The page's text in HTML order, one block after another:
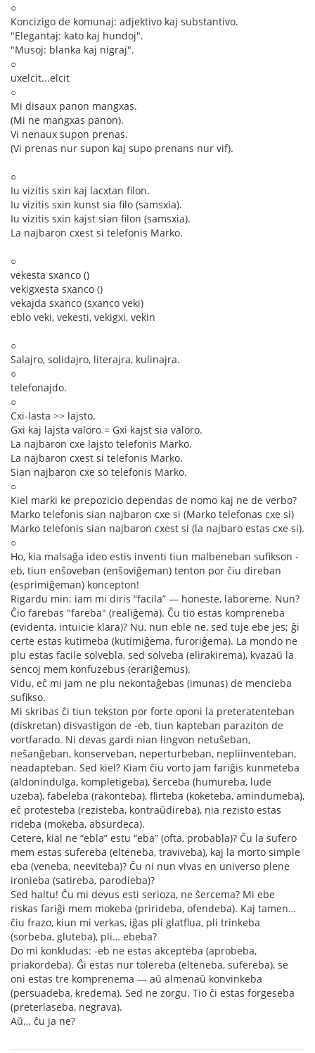
○
Koncizigo de komunaj: adjektivo kaj substantivo.
"Elegantaj: kato kaj hundoj".
"Musoj: blanka kaj nigraj".
○
uxelcit...elcit
○
Mi disaux panon mangxas.
(Mi ne mangxas panon).
Vi nenaux supon prenas.
(Vi prenas nur supon kaj supo prenans nur vif).
○
Iu vizitis sxin kaj lacxtan filon.
Iu vizitis sxin kunst sia filo (samsxia).
Iu vizitis sxin kajst sian filon (samsxia).
La najbaron cxest si telefonis Marko.
○
vekesta sxanco ()
vekigxesta sxanco ()
vekajda sxanco (sxanco veki)
eblo veki, vekesti, vekigxi, vekin
○
Salajro, solidajro, literajra, kulinajra.
○
telefonajdo.
○
Cxi-lasta >> lajsto.
Gxi kaj lajsta valoro = Gxi kajst sia valoro.
La najbaron cxe lajsto telefonis Marko.
La najbaron cxest si telefonis Marko.
Sian najbaron cxe so telefonis Marko.
○
Kiel marki ke prepozicio dependas de nomo kaj ne de verbo?
Marko telefonis sian najbaron cxe si (Marko telefonas cxe si)
Marko telefonis sian najbaron cxest si (la najbaro estas cxe si).
○
Ho, kia malsaĝa ideo estis inventi tiun malbeneban sufikson -
eb, tiun enŝoveban (enŝoviĝeman) tenton por ĉiu direban
(esprimiĝeman) koncepton!
Rigardu min: iam mi diris “facila” — honeste, laboreme. Nun?
Ĉio farebas "fareba" (realiĝema). Ĉu tio estas kompreneba
(evidenta, intuicie klara)? Nu, nun eble ne, sed tuje ebe jes; ĝi
certe estas kutimeba (kutimiĝema, furoriĝema). La mondo ne
plu estas facile solvebla, sed solveba (elirakirema), kvazaŭ la
sencoj mem konfuzebus (erariĝemus).
Vidu, eĉ mi jam ne plu nekontaĝebas (imunas) de mencieba
sufikso.
Mi skribas ĉi tiun tekston por forte oponi la preteratenteban
(diskretan) disvastigon de -eb, tiun kapteban paraziton de
vortfarado. Ni devas gardi nian lingvon netuŝeban,
neŝanĝeban, konserveban, neperturbeban, nepliinventeban,
neadapteban. Sed kiel? Kiam ĉiu vorto jam fariĝis kunmeteba
(aldonindulga, kompletigeba), ŝerceba (humureba, lude
uzeba), fabeleba (rakonteba), flirteba (koketeba, amindumeba),
eĉ protesteba (rezisteba, kontraŭdireba), nia rezisto estas
rideba (mokeba, absurdeca).
Cetere, kial ne “ebla” estu “eba” (ofta, probabla)? Ĉu la sufero
mem estas sufereba (elteneba, traviveba), kaj la morto simple
eba (veneba, neeviteba)? Ĉu ni nun vivas en universo plene
ironieba (satireba, parodieba)?
Sed haltu! Ĉu mi devus esti serioza, ne ŝercema? Mi ebe
riskas fariĝi mem mokeba (prirideba, ofendeba). Kaj tamen…
ĉiu frazo, kiun mi verkas, iĝas pli glatflua, pli trinkeba
(sorbeba, gluteba), pli… ebeba?
Do mi konkludas: -eb ne estas akcepteba (aprobeba,
priakordeba). Ĝi estas nur tolereba (elteneba, sufereba), se
oni estas tre komprenema — aŭ almenaŭ konvinkeba
(persuadeba, kredema). Sed ne zorgu. Tio ĉi estas forgeseba
(preterlaseba, negrava).
Aŭ… ĉu ja ne?